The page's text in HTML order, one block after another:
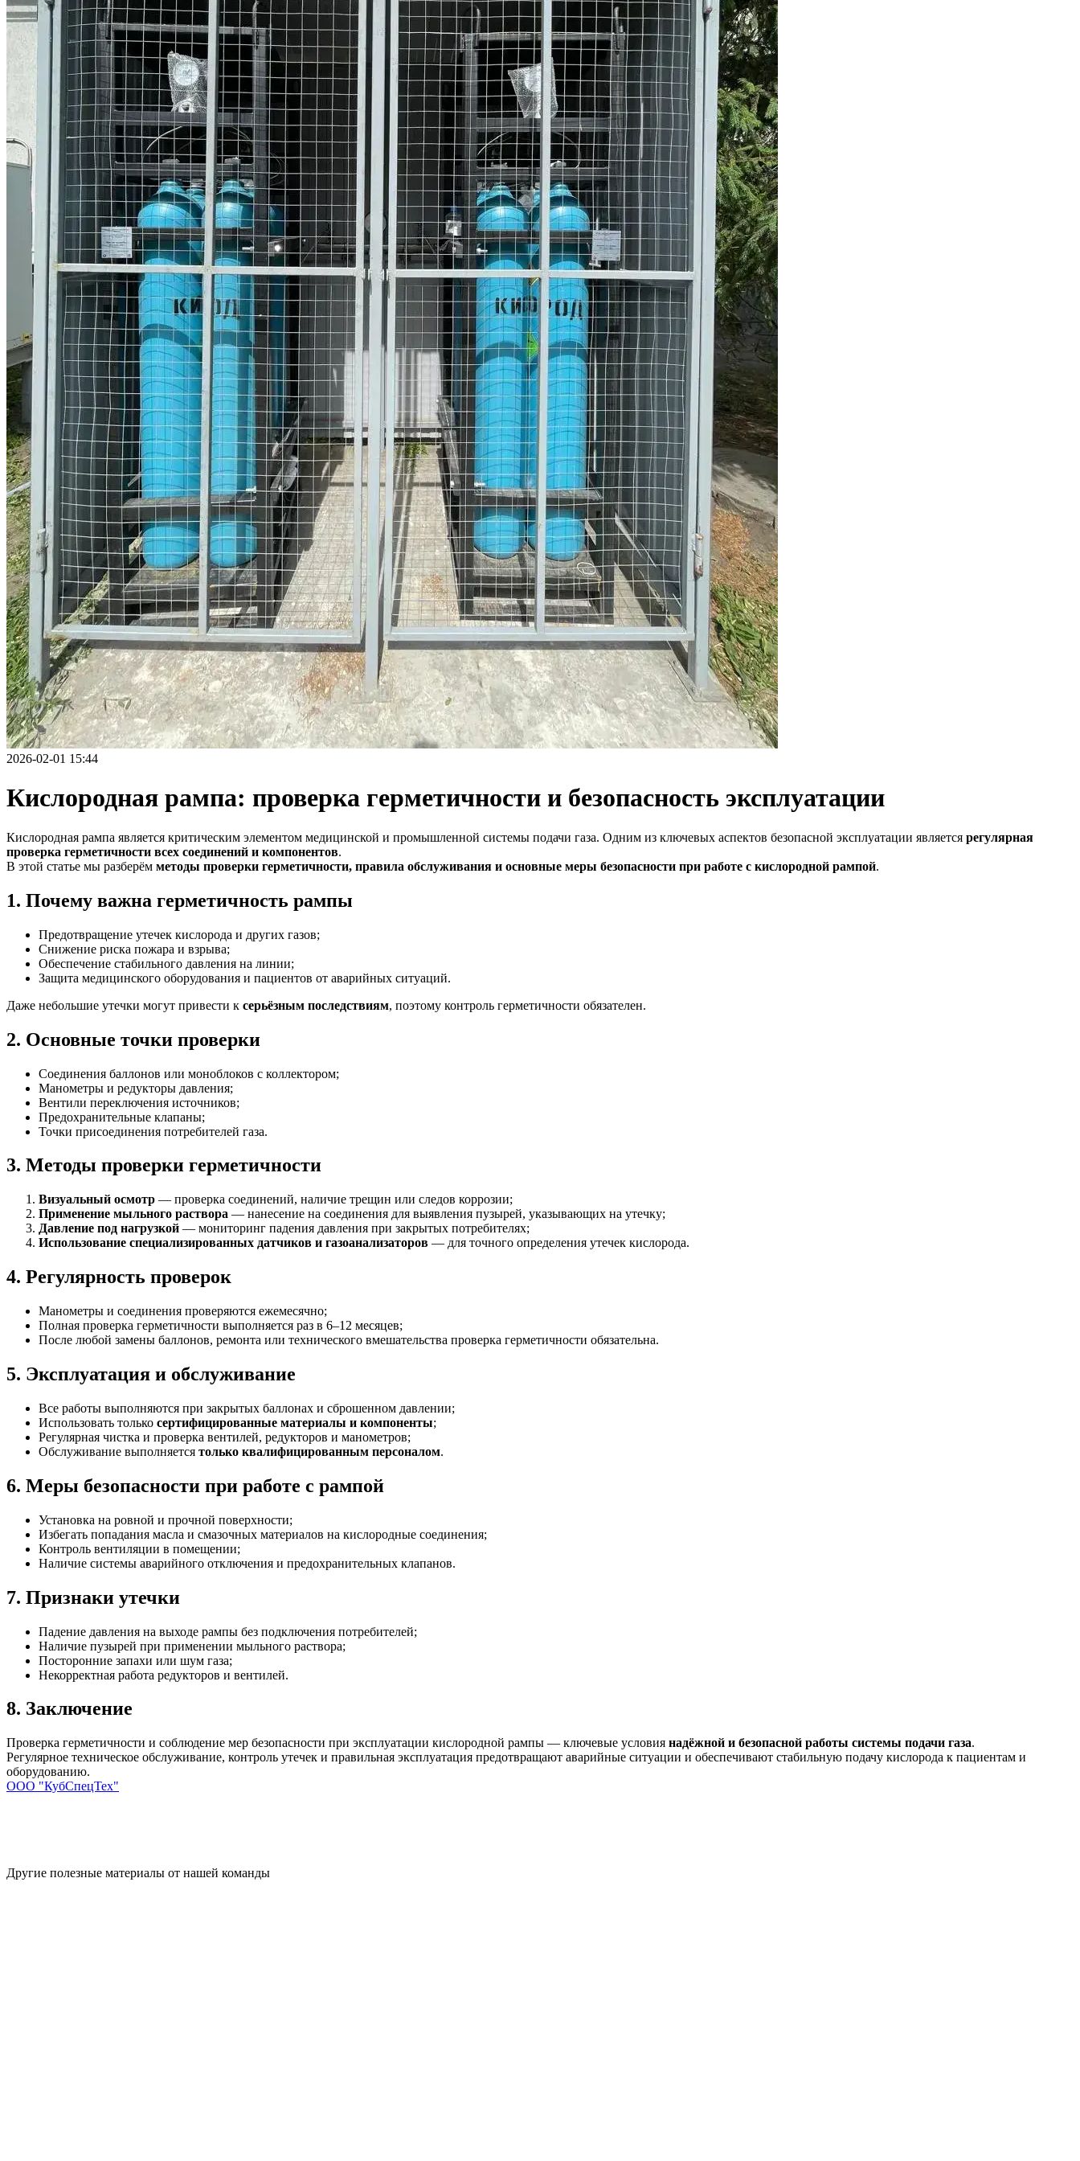
2026-02-01 15:44
Кислородная рампа: проверка герметичности и безопасность эксплуатации
Кислородная рампа является критическим элементом медицинской и промышленной системы подачи газа. Одним из ключевых аспектов безопасной эксплуатации является регулярная
проверка герметичности всех соединений и компонентов.
В этой статье мы разберём методы проверки герметичности, правила обслуживания и основные меры безопасности при работе с кислородной рампой.
1. Почему важна герметичность рампы
Предотвращение утечек кислорода и других газов;
Снижение риска пожара и взрыва;
Обеспечение стабильного давления на линии;
Защита медицинского оборудования и пациентов от аварийных ситуаций.
Даже небольшие утечки могут привести к серьёзным последствиям, поэтому контроль герметичности обязателен.
2. Основные точки проверки
Соединения баллонов или моноблоков с коллектором;
Манометры и редукторы давления;
Вентили переключения источников;
Предохранительные клапаны;
Точки присоединения потребителей газа.
3. Методы проверки герметичности
Визуальный осмотр — проверка соединений, наличие трещин или следов коррозии;
Применение мыльного раствора — нанесение на соединения для выявления пузырей, указывающих на утечку;
Давление под нагрузкой — мониторинг падения давления при закрытых потребителях;
Использование специализированных датчиков и газоанализаторов — для точного определения утечек кислорода.
4. Регулярность проверок
Манометры и соединения проверяются ежемесячно;
Полная проверка герметичности выполняется раз в 6–12 месяцев;
После любой замены баллонов, ремонта или технического вмешательства проверка герметичности обязательна.
5. Эксплуатация и обслуживание
Все работы выполняются при закрытых баллонах и сброшенном давлении;
Использовать только сертифицированные материалы и компоненты;
Регулярная чистка и проверка вентилей, редукторов и манометров;
Обслуживание выполняется только квалифицированным персоналом.
6. Меры безопасности при работе с рампой
Установка на ровной и прочной поверхности;
Избегать попадания масла и смазочных материалов на кислородные соединения;
Контроль вентиляции в помещении;
Наличие системы аварийного отключения и предохранительных клапанов.
7. Признаки утечки
Падение давления на выходе рампы без подключения потребителей;
Наличие пузырей при применении мыльного раствора;
Посторонние запахи или шум газа;
Некорректная работа редукторов и вентилей.
8. Заключение
Проверка герметичности и соблюдение мер безопасности при эксплуатации кислородной рампы — ключевые условия надёжной и безопасной работы системы подачи газа.
Регулярное техническое обслуживание, контроль утечек и правильная эксплуатация предотвращают аварийные ситуации и обеспечивают стабильную подачу кислорода к пациентам и
оборудованию.
ООО "КубСпецТех"
Другие полезные материалы от нашей команды